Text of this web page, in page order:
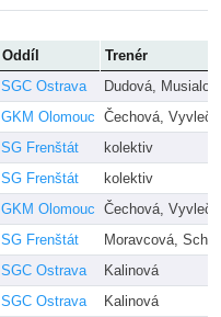
Oddíl
Trenér
SGC Ostrava
Dudová,
GKM Olomouc Čechová,
SG Frenštát
kolektiv
SG Frenštát
kolektiv
GKM Olomouc Čechová,
SG Frenštát
Moravcová,
SGC Ostrava
Kalinová
SGC Ostrava
Kalinová